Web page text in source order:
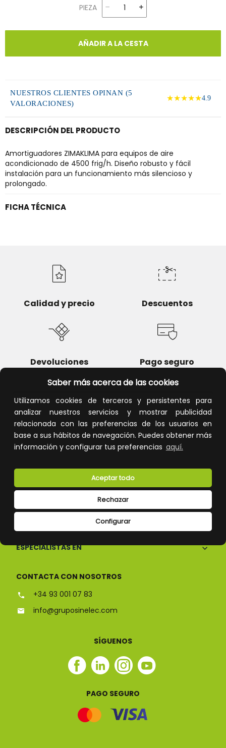
Saber más acerca de las cookies
Utilizamos cookies de terceros y persistentes para
analizar nuestros servicios y mostrar publicidad
relacionada con las preferencias de los usuarios en
base a sus hábitos de navegación. Puedes obtener más
información y configurar tus preferencias aquí.
Configurar
Rechazar
Aceptar todo
PIEZA
AÑADIR A LA CESTA
NUESTROS CLIENTES OPINAN (5
VALORACIONES)
★★★★★4.9
DESCRIPCIÓN DEL PRODUCTO
Amortiguadores ZIMAKLIMA para equipos de aire
acondicionado de 4500 frig/h. Diseño robusto y fácil
instalación para un funcionamiento más silencioso y
prolongado.
FICHA TÉCNICA
Calidad y precio Descuentos
Devoluciones Pago seguro
Atención al cliente
ESPECIALISTAS EN
CONTACTA CON NOSOTROS
+34 93 001 07 83
info@gruposinelec.com
SÍGUENOS
Facebook
Linkedin
Instagram
Youtube
PAGO SEGURO